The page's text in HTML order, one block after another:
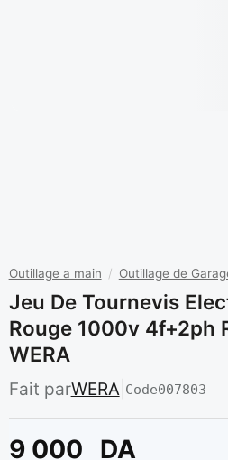
Outillage a main / Outillage de
Jeu De Tournevis
Rouge 1000v 4f+2ph
WERA
Fait parWERA| Code007803
9 000 DA